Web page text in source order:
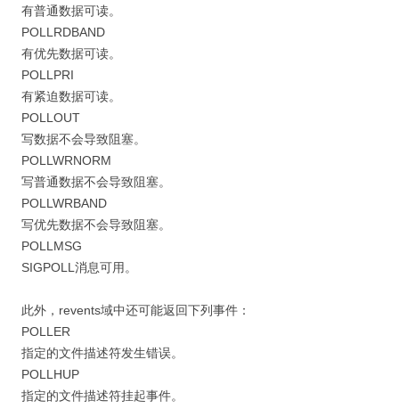
有普通数据可读。
POLLRDBAND
有优先数据可读。
POLLPRI
有紧迫数据可读。
POLLOUT
写数据不会导致阻塞。
POLLWRNORM
写普通数据不会导致阻塞。
POLLWRBAND
写优先数据不会导致阻塞。
POLLMSG
SIGPOLL消息可用。
此外，revents域中还可能返回下列事件：
POLLER
指定的文件描述符发生错误。
POLLHUP
指定的文件描述符挂起事件。